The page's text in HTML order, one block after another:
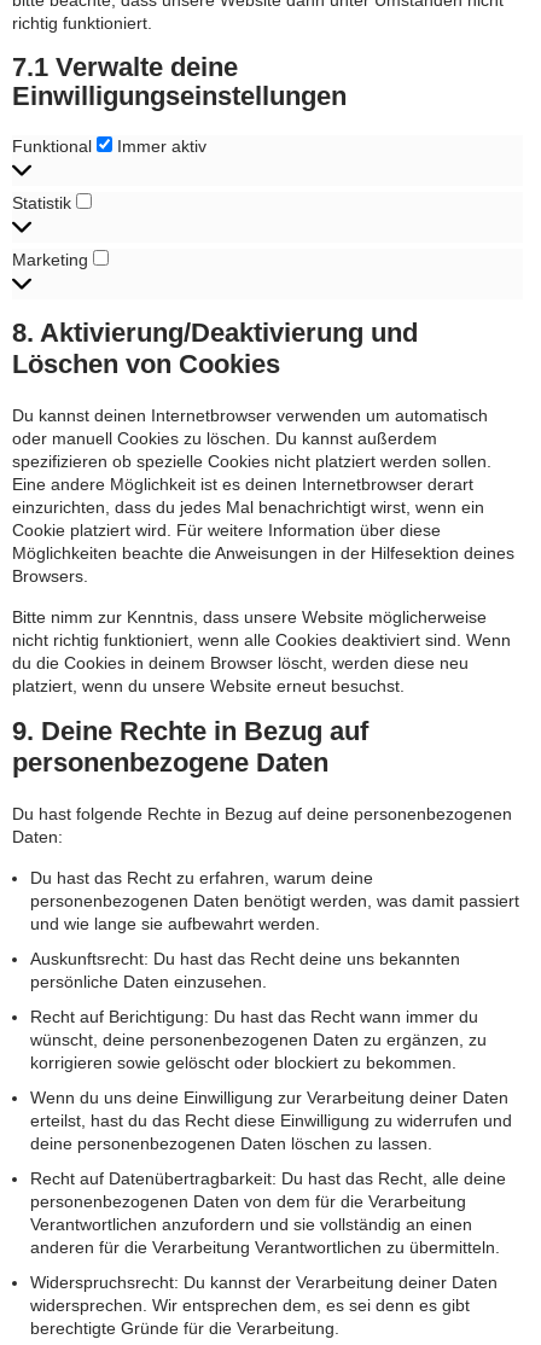
richtig funktioniert.
7.1 Verwalte deine
Einwilligungseinstellungen
Funktional Funktional
Immer aktiv
Statistik
Marketing
8. Aktivierung/Deaktivierung und
Löschen von Cookies
Du kannst deinen Internetbrowser verwenden um automatisch
oder manuell Cookies zu löschen. Du kannst außerdem
spezifizieren ob spezielle Cookies nicht platziert werden sollen.
Eine andere Möglichkeit ist es deinen Internetbrowser derart
einzurichten, dass du jedes Mal benachrichtigt wirst, wenn ein
Cookie platziert wird. Für weitere Information über diese
Möglichkeiten beachte die Anweisungen in der Hilfesektion deines
Browsers.
Bitte nimm zur Kenntnis, dass unsere Website möglicherweise
nicht richtig funktioniert, wenn alle Cookies deaktiviert sind. Wenn
du die Cookies in deinem Browser löscht, werden diese neu
platziert, wenn du unsere Website erneut besuchst.
9. Deine Rechte in Bezug auf
personenbezogene Daten
Du hast folgende Rechte in Bezug auf deine personenbezogenen
Daten:
Du hast das Recht zu erfahren, warum deine
personenbezogenen Daten benötigt werden, was damit passiert
und wie lange sie aufbewahrt werden.
Auskunftsrecht: Du hast das Recht deine uns bekannten
persönliche Daten einzusehen.
Recht auf Berichtigung: Du hast das Recht wann immer du
wünscht, deine personenbezogenen Daten zu ergänzen, zu
korrigieren sowie gelöscht oder blockiert zu bekommen.
Wenn du uns deine Einwilligung zur Verarbeitung deiner Daten
erteilst, hast du das Recht diese Einwilligung zu widerrufen und
deine personenbezogenen Daten löschen zu lassen.
Recht auf Datenübertragbarkeit: Du hast das Recht, alle deine
personenbezogenen Daten von dem für die Verarbeitung
Verantwortlichen anzufordern und sie vollständig an einen
anderen für die Verarbeitung Verantwortlichen zu übermitteln.
Widerspruchsrecht: Du kannst der Verarbeitung deiner Daten
widersprechen. Wir entsprechen dem, es sei denn es gibt
berechtigte Gründe für die Verarbeitung.